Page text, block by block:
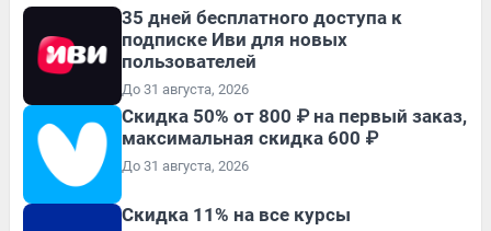
35 дней бесплатного доступа к
подписке Иви для новых
пользователей
До 31 августа, 2026
Скидка 50% от 800 ₽ на первый заказ,
максимальная скидка 600 ₽
До 31 августа, 2026
Скидка 11% на все курсы